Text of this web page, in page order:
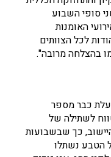
סופי השבוע
האומנות
לכל הצוותים
בהצלחה מרובה".
כבר מספר
לשתילה של
כך שבשבועות
הטבע נשתלו